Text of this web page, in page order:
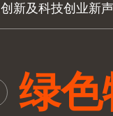
创新及科技创业新声
绿